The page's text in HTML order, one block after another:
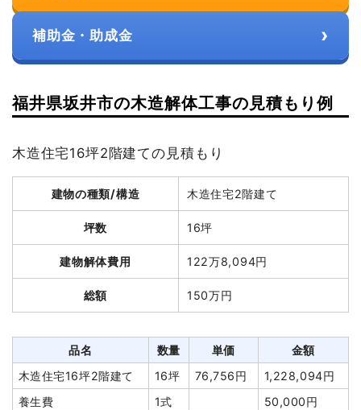
補助金・助成金 ›
福井県坂井市の木造解体工事の見積もり例
木造住宅16坪2階建ての見積もり
建物の種類/構造 木造住宅2階建て
坪数 16坪
建物解体費用 122万8,094円
総額 150万円
品名 数量 単価
金額
木造住宅16坪2階建て
16坪 76,756円
1,228,094円
養生費
1式
50,000円